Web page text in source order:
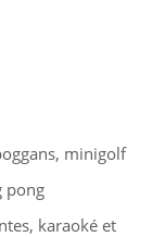
minigolf
pong
karaoké et